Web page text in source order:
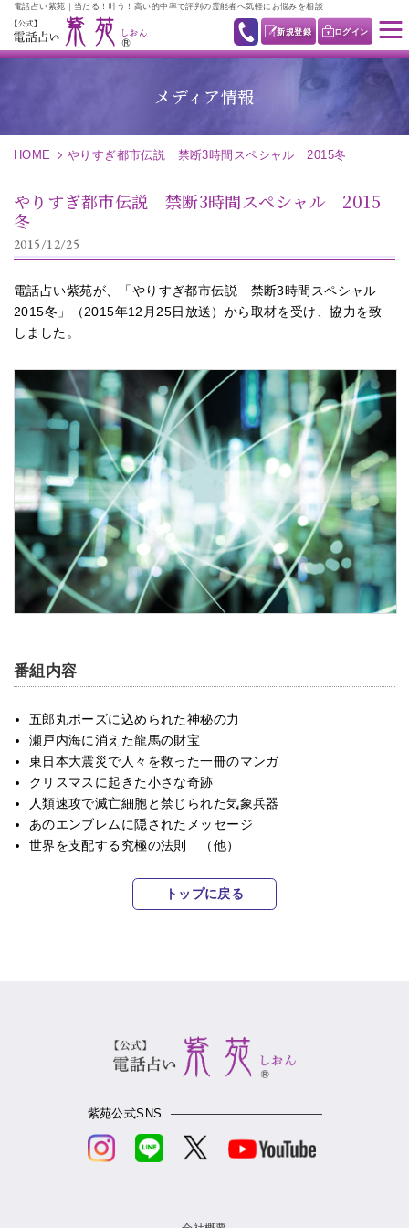
電話占い紫苑｜当たる！叶う！高い的中率で評判の霊能者へ気軽にお悩みを相談
新規登録 ログイン
メディア情報
HOME やりすぎ都市伝説 禁断3時間スペシャル 2015冬
やりすぎ都市伝説 禁断3時間スペシャル 2015
冬
2015/12/25
電話占い紫苑が、「やりすぎ都市伝説 禁断3時間スペシャル
2015冬」（2015年12月25日放送）から取材を受け、協力を致
しました。
番組内容
五郎丸ポーズに込められた神秘の力
瀬戸内海に消えた龍馬の財宝
東日本大震災で人々を救った一冊のマンガ
クリスマスに起きた小さな奇跡
人類速攻で滅亡細胞と禁じられた気象兵器
あのエンブレムに隠されたメッセージ
世界を支配する究極の法則 （他）
トップに戻る
紫苑公式SNS